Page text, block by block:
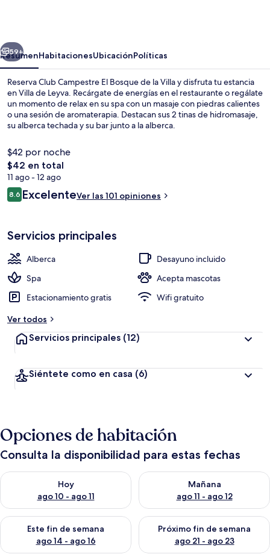
de
la
Villa
Siguiente
59+
ResumenHabitacionesUbicaciónPolíticas
Reserva Club Campestre El Bosque de la Villa y disfruta tu estancia
en Villa de Leyva. Recárgate de energías en el restaurante o regálate
un momento de relax en su spa con un masaje con piedras calientes
o una sesión de aromaterapia. Destacan sus 2 tinas de hidromasaje,
su alberca techada y su bar junto a la alberca.
$42 por noche
El
precio
total
es
$42 en total
11 ago - 12 ago
Opiniones
8.68.6 de 10,
ExcelenteVer las 101 opiniones
Servicios principales
Alberca
Desayuno incluido
Spa
Acepta mascotas
Estacionamiento gratis
Wifi gratuito
Ver todos
Servicios principales (12)
Siéntete como en casa (6)
Opciones de habitación
Consulta la disponibilidad para estas fechas
Hoy
ago 10 - ago 11
Consulta la disponibilidad para hoy ago 10 - ago 11
Mañana
ago 11 - ago 12
Consulta la disponibilidad
Este fin de semana
ago 14 - ago 16
Consulta la disponibilidad para este fin de semana ago 14 -
Próximo fin de semana
ago 21 - ago 23
Consulta la disponibilidad